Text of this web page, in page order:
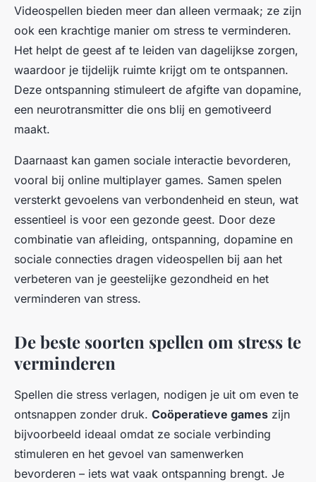
Videospellen bieden meer dan alleen vermaak; ze zijn
ook een krachtige manier om stress te verminderen.
Het helpt de geest af te leiden van dagelijkse zorgen,
waardoor je tijdelijk ruimte krijgt om te ontspannen.
Deze ontspanning stimuleert de afgifte van dopamine,
een neurotransmitter die ons blij en gemotiveerd
maakt.
Daarnaast kan gamen sociale interactie bevorderen,
vooral bij online multiplayer games. Samen spelen
versterkt gevoelens van verbondenheid en steun, wat
essentieel is voor een gezonde geest. Door deze
combinatie van afleiding, ontspanning, dopamine en
sociale connecties dragen videospellen bij aan het
verbeteren van je geestelijke gezondheid en het
verminderen van stress.
De beste soorten spellen om stress te
verminderen
Spellen die stress verlagen, nodigen je uit om even te
ontsnappen zonder druk. Coöperatieve games zijn
bijvoorbeeld ideaal omdat ze sociale verbinding
stimuleren en het gevoel van samenwerken
bevorderen – iets wat vaak ontspanning brengt. Je